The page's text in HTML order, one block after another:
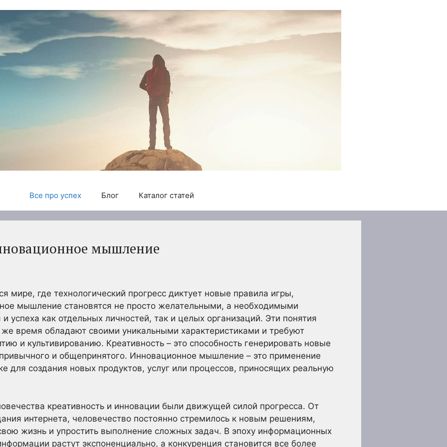
Все про успех Блог Каталог статей
мышление
мире, где технологический прогресс диктует новые правила игры,
мышление становятся не просто желательными, а необходимыми
успеха как отдельных личностей, так и целых организаций. Эти понятия
время обладают своими уникальными характеристиками и требуют
и культивированию. Креативность – это способность генерировать новые
и общепринятого. Инновационное мышление – это применение
для создания новых продуктов, услуг или процессов, приносящих реальную
креативность и инновации были движущей силой прогресса. От
интернета, человечество постоянно стремилось к новым решениям,
жизнь и упростить выполнение сложных задач. В эпоху информационных
растут экспоненциально, а конкуренция становится все более